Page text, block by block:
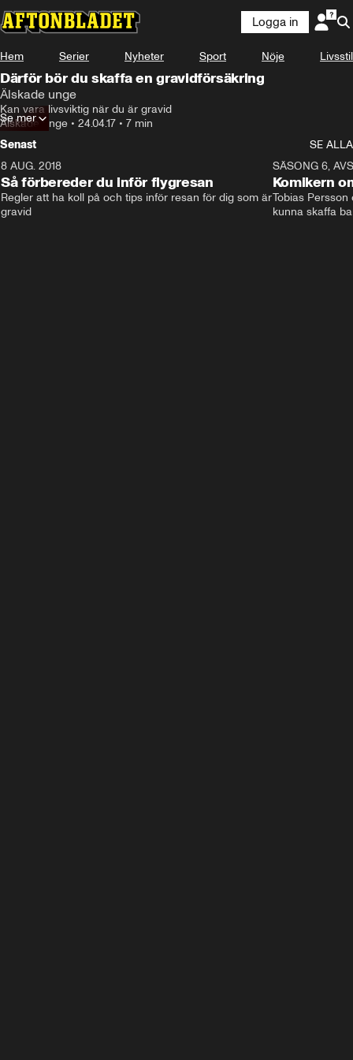
Logga in
Hem Serier Nyheter Sport Nöje Livsstil
Därför bör du skaffa en gravidförsäkring
Älskade unge
Kan vara livsviktig när du är gravid
Älskade unge • 24.04.17 • 7 min
Se mer
Senast
SE ALLA
8 AUG. 2018
Så förbereder du inför flygresan
Regler att ha koll på och tips inför resan för dig som är
gravid
SÄSONG 6,
Komikern
Tobias
kunna skaffa